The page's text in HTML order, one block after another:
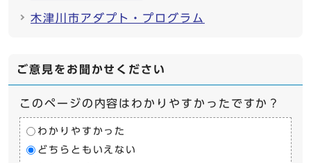
木津川市アダプト・プログラム
ご意見をお聞かせください
このページの内容はわかりやすかったですか？
わかりやすかった
どちらともいえない